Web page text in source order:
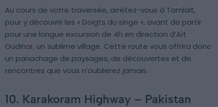
Au cours de votre traversée, arrêtez-vous à Tamlalt,
pour y découvrir les « Doigts du singe », avant de partir
pour une longue excursion de 4h en direction d’Aït
Oudinar, un sublime village. Cette route vous offrira donc
un panachage de paysages, de découvertes et de
rencontres que vous n’oublierez jamais.
10. Karakoram Highway – Pakistan